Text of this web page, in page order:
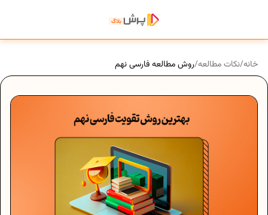
خانه/نکات مطالعه/روش مطالعه فارسی نهم